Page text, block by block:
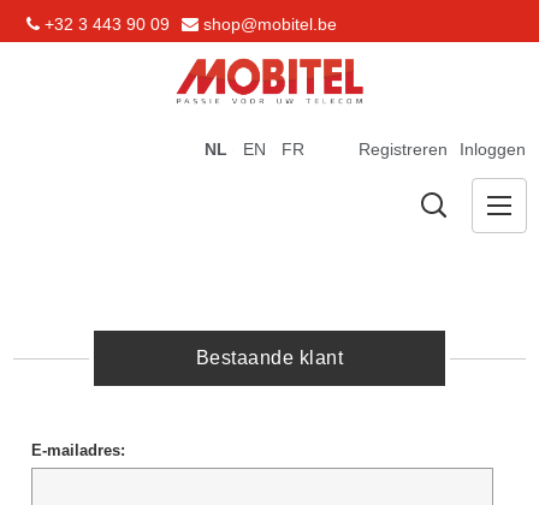
+32 3 443 90 09 shop@mobitel.be
Registreren Inloggen
NL EN FR
Bestaande klant
E-mailadres: